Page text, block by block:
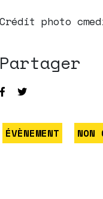
Crédit photo
Partager
ÉVÈNEMENT NON